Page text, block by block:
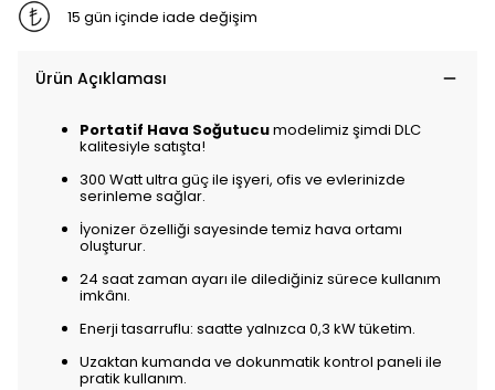
15 gün içinde iade değişim
Ürün Açıklaması
Portatif Hava Soğutucumodelimiz şimdi DLC
kalitesiyle satışta!
300 Watt ultra güç ile işyeri, ofis ve evlerinizde
serinleme sağlar.
İyonizer özelliği sayesinde temiz hava ortamı
oluşturur.
24 saat zaman ayarı ile dilediğiniz sürece kullanım
imkânı.
Enerji tasarruflu: saatte yalnızca 0,3 kW tüketim.
Uzaktan kumanda ve dokunmatik kontrol paneli ile
pratik kullanım.